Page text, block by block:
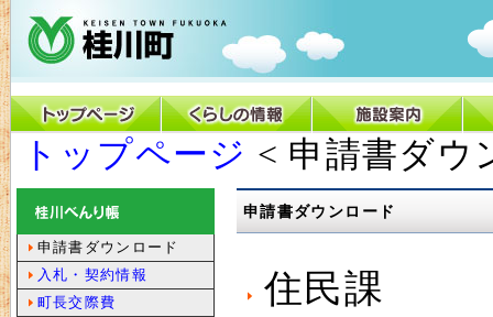
トップページ < 申請書ダウ
申請書ダウンロード
住民課
申請書ダウンロード
入札・契約情報
町長交際費